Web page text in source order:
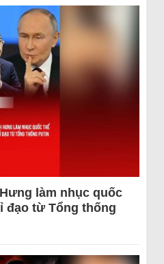
làm nhục quốc
đạo từ Tổng thống